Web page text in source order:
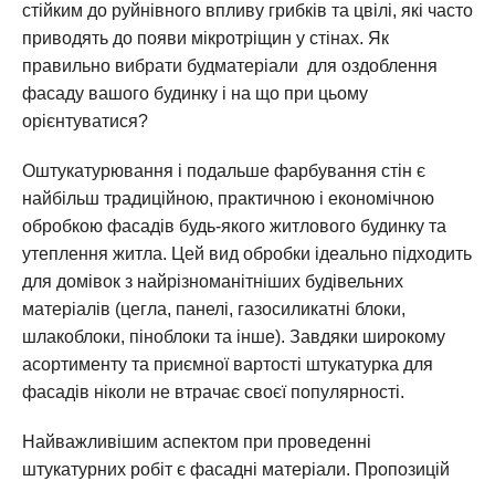
стійким до руйнівного впливу грибків та цвілі, які часто
приводять до появи мікротріщин у стінах. Як
правильно вибрати будматеріали для оздоблення
фасаду вашого будинку і на що при цьому
орієнтуватися?
Оштукатурювання і подальше фарбування стін є
найбільш традиційною, практичною і економічною
обробкою фасадів будь-якого житлового будинку та
утеплення житла. Цей вид обробки ідеально підходить
для домівок з найрізноманітніших будівельних
матеріалів (цегла, панелі, газосиликатні блоки,
шлакоблоки, піноблоки та інше). Завдяки широкому
асортименту та приємної вартості штукатурка для
фасадів ніколи не втрачає своєї популярності.
Найважливішим аспектом при проведенні
штукатурних робіт є фасадні матеріали. Пропозицій